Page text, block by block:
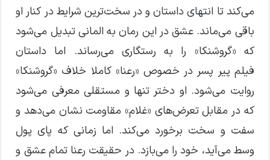
می‌کند تا انتهای داستان و در سخت‌ترین شرایط در کنار او
باقی می‌ماند. عشق در این رمان به المانی تبدیل می‌شود
که «گروشنکا» را به رستگاری می‌رساند. اما داستان
فیلم پیر پسر در خصوص «رعنا» کاملا خلاف «گروشنکا»
روایت می‌شود. او دختر تنها و مستقلی معرفی می‌شود
که در مقابل تعرض‌های «غلام» مقاومت نشان می‌دهد و
سفت و سخت برخورد می‌کند. اما زمانی که پای پول
وسط می‌آید، خود را می‌بازد. در حقیقت رعنا تمام عشق و